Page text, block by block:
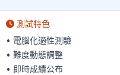
測試特色
• 電腦化適性測驗
• 難度動態調整
• 即時成績公布